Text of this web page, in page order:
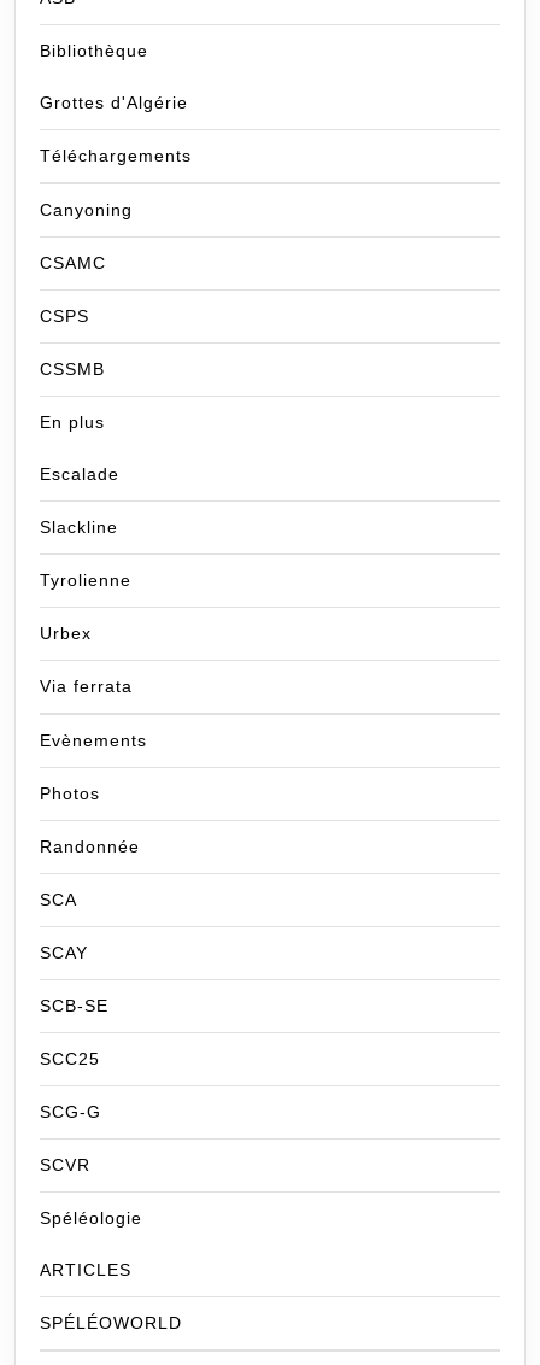
Bibliothèque
Grottes d'Algérie
Téléchargements
Canyoning
CSAMC
CSPS
CSSMB
En plus
Escalade
Slackline
Tyrolienne
Urbex
Via ferrata
Evènements
Photos
Randonnée
SCA
SCAY
SCB-SE
SCC25
SCG-G
SCVR
Spéléologie
ARTICLES
SPÉLÉOWORLD